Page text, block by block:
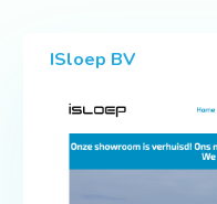
ISloep BV